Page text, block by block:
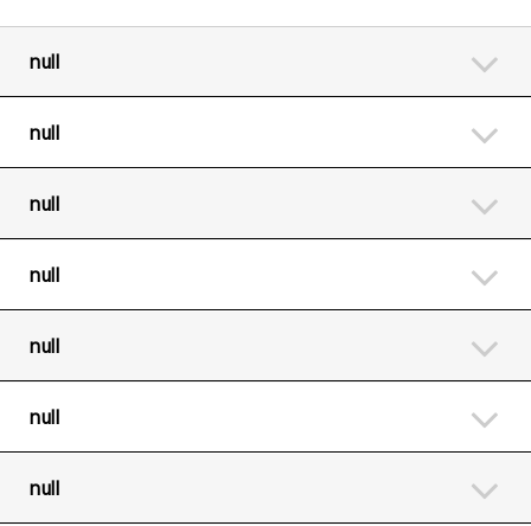
null
null
null
null
null
null
null